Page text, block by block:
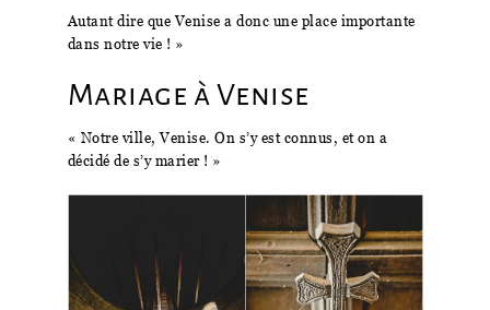
Autant dire que Venise a donc une place importante
dans notre vie ! »
Mariage à Venise
« Notre ville, Venise. On s’y est connus, et on a
décidé de s’y marier ! »